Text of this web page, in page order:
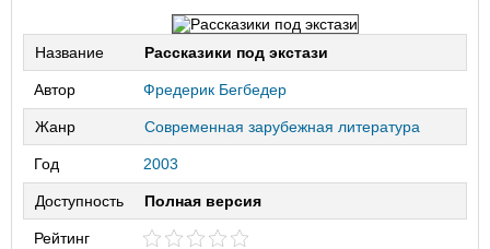
Название Рассказики под экстази
Автор Фредерик Бегбедер
Жанр Современная зарубежная литература
Год 2003
Доступность Полная версия
Рейтинг